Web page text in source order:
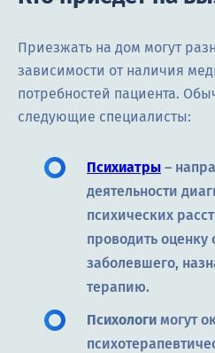
Приезжать на дом могут
зависимости от наличия
потребностей пациента.
следующие специалисты:
Психиатры –
деятельности
психических
проводить оценку
заболевшего,
терапию.
Психологи могут